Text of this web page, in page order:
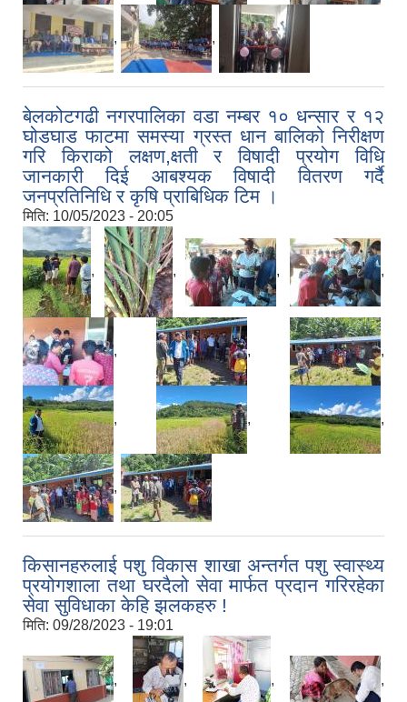
, ,
बेलकोटगढी नगरपालिका वडा नम्बर १० धन्सार र १२
घोडघाड फाटमा समस्या ग्रस्त धान बालिको निरीक्षण
गरि किराको लक्षण,क्षती र विषादी प्रयोग विधि
जानकारी दिई आबश्यक विषादी वितरण गर्दै
जनप्रतिनिधि र कृषि प्राबिधिक टिम ।
मिति: 10/05/2023 - 20:05
, , , ,
, , ,
, , ,
,
किसानहरुलाई पशु विकास शाखा अन्तर्गत पशु स्वास्थ्य
प्रयोगशाला तथा घरदैलो सेवा मार्फत प्रदान गरिरहेका
सेवा सुविधाका केहि झलकहरु !
मिति: 09/28/2023 - 19:01
, , , ,